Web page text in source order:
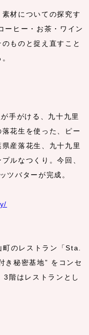
材についての探究す
ーヒー・お茶・ワイン
ものと捉え直すこと
手がける、九十九里
花生を使った、ピー
産落花生、九十九里
ルなつくり。今回、
ツバターが完成。
のレストラン「Sta.
き秘密基地” をコンセ
3階はレストランとし